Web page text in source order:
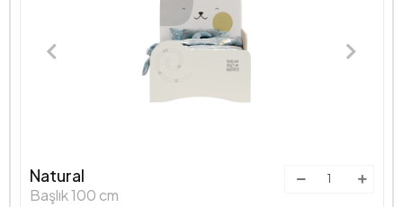
Natural
Başlık 100 cm